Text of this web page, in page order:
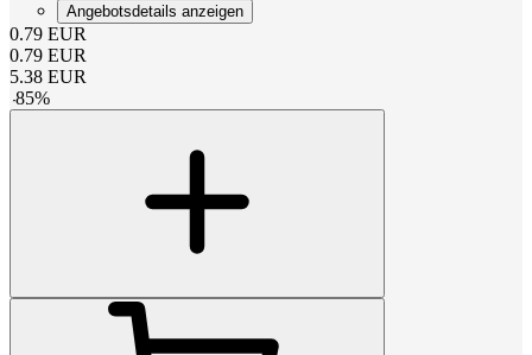
Angebotsdetails anzeigen
0.79 EUR
0.79 EUR
5.38 EUR
-85%